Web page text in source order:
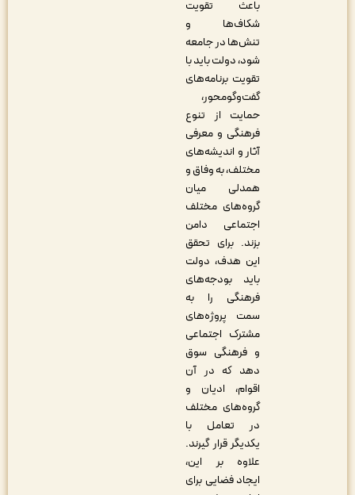
باعث تقویت
شکاف‌ها و
تنش‌ها در جامعه
شود، دولت باید با
تقویت برنامه‌های
گفت‌وگومحور،
حمایت از تنوع
فرهنگی و معرفی
آثار و اندیشه‌های
مختلف، به وفاق و
همدلی میان
گروه‌های مختلف
اجتماعی دامن
بزند. برای تحقق
این هدف، دولت
باید بودجه‌های
فرهنگی را به
سمت پروژه‌های
مشترک اجتماعی
و فرهنگی سوق
دهد که در آن
اقوام، ادیان و
گروه‌های مختلف
در تعامل با
یکدیگر قرار گیرند.
علاوه بر این،
ایجاد فضایی برای